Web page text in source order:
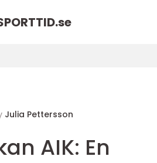
se
Julia Pettersson
AIK: En